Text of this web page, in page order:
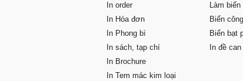
In order
In Hóa đơn
In Phong bì
In sách, tạp chí
In Brochure
In Tem mác kim loại
Làm
Biển
Biển bạt
In đề